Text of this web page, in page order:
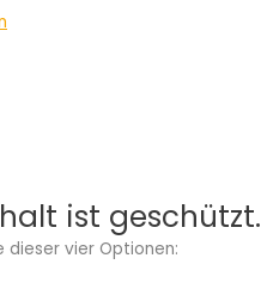
ist geschützt.
dieser vier Optionen: